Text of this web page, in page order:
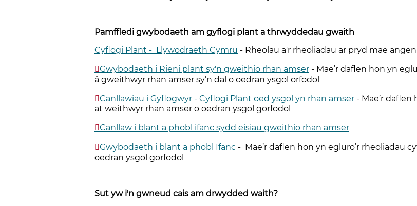
Pamffledi gwybodaeth am gyflogi plant a thrwyddedau gwaith
Cyflogi Plant - Llywodraeth Cymru - Rheolau a'r rheoliadau ar pryd mae
Gwybodaeth i Rieni plant sy'n gweithio rhan amser - Mae’r daflen hon yn
â gweithwyr rhan amser sy’n dal o oedran ysgol orfodol
Canllawiau i Gyflogwyr - Cyflogi Plant oed ysgol yn rhan amser - Mae’r
at weithwyr rhan amser o oedran ysgol gorfodol
Canllaw i blant a phobl ifanc sydd eisiau gweithio rhan amser
Gwybodaeth i blant a phobl Ifanc - Mae’r daflen hon yn egluro’r rheoliadau
oedran ysgol gorfodol
Sut yw i'n gwneud cais am drwydded waith?